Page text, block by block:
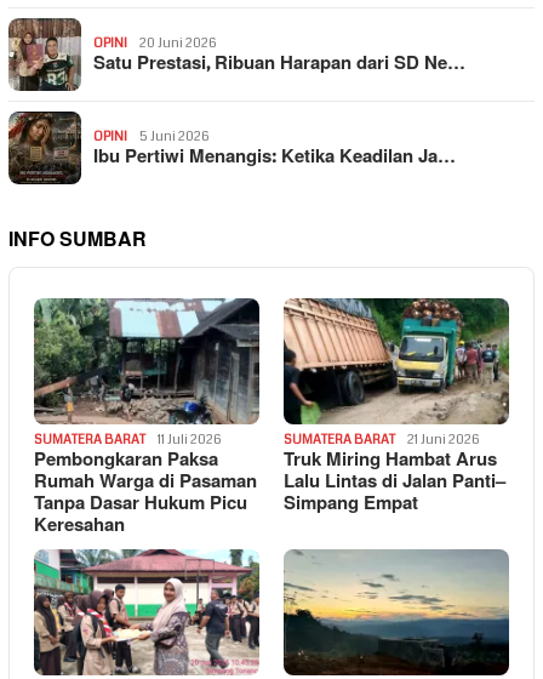
OPINI 20 Juni 2026
Satu Prestasi, Ribuan Harapan dari SD Ne…
OPINI 5 Juni 2026
Ibu Pertiwi Menangis: Ketika Keadilan Ja…
INFO SUMBAR
SUMATERA BARAT 11 Juli 2026
Pembongkaran Paksa
Rumah Warga di Pasaman
Tanpa Dasar Hukum Picu
Keresahan
SUMATERA BARAT 21 Juni 2026
Truk Miring Hambat Arus
Lalu Lintas di Jalan Panti–
Simpang Empat